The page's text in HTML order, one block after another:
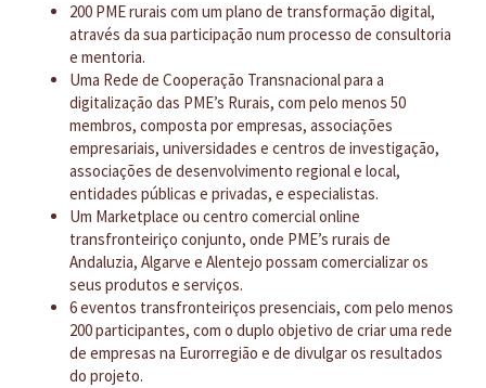
200 PME rurais com um plano de transformação digital,
através da sua participação num processo de consultoria
e mentoria.
Uma Rede de Cooperação Transnacional para a
digitalização das PME’s Rurais, com pelo menos 50
membros, composta por empresas, associações
empresariais, universidades e centros de investigação,
associações de desenvolvimento regional e local,
entidades públicas e privadas, e especialistas.
Um Marketplace ou centro comercial online
transfronteiriço conjunto, onde PME’s rurais de
Andaluzia, Algarve e Alentejo possam comercializar os
seus produtos e serviços.
6 eventos transfronteiriços presenciais, com pelo menos
200 participantes, com o duplo objetivo de criar uma rede
de empresas na Eurorregião e de divulgar os resultados
do projeto.